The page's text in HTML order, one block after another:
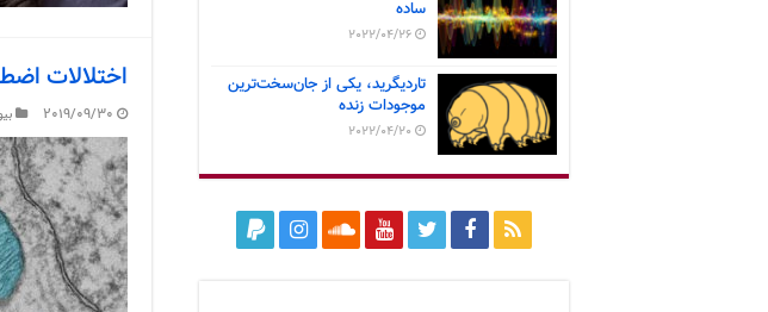
اختلالات
2019/09/30
ساده
2022/04/26
تاردیگرید، یکی از جان‌سخت‌ترین
موجودات زنده
2022/04/20